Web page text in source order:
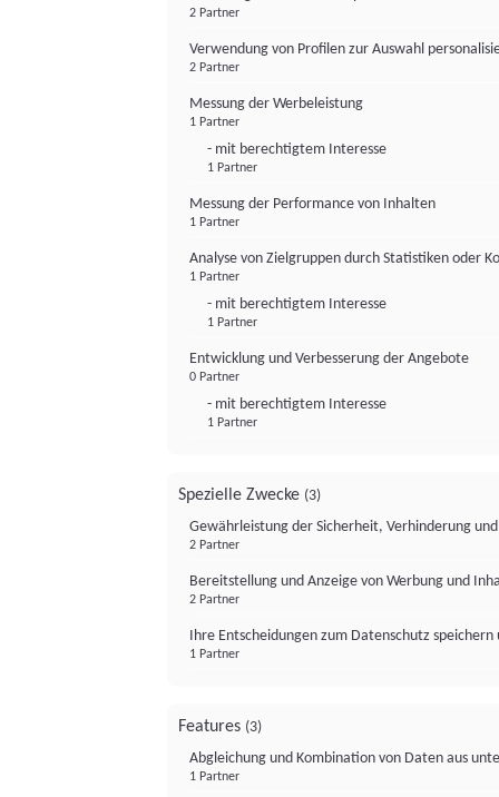
2 Partner
Verwendung von Profilen zur Auswahl
2 Partner
Messung der Werbeleistung
1 Partner
- mit berechtigtem Interesse
1 Partner
Messung der Performance von Inhalten
1 Partner
Analyse von Zielgruppen durch Statistiken oder
1 Partner
- mit berechtigtem Interesse
1 Partner
Entwicklung und Verbesserung der Angebote
0 Partner
- mit berechtigtem Interesse
1 Partner
Spezielle Zwecke (3)
Gewährleistung der Sicherheit, Verhinderung
2 Partner
Bereitstellung und Anzeige von Werbung und
2 Partner
Ihre Entscheidungen zum Datenschutz
1 Partner
Features (3)
Abgleichung und Kombination von Daten aus
1 Partner